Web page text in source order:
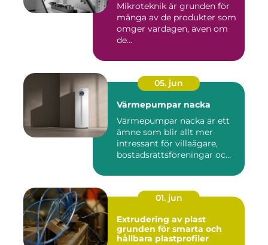
Mikroteknik är grunden för
många av de produkter som
omger vardagen, även om
de...
05. jun
Värmepumpar nacka
Värmepumpar nacka är ett
ämne som blir allt mer
intressant för villaägare,
bostadsrättsföreningar oc...
01. jun
Extrudering av plast
grunden för smarta och
hållbara plastprofiler